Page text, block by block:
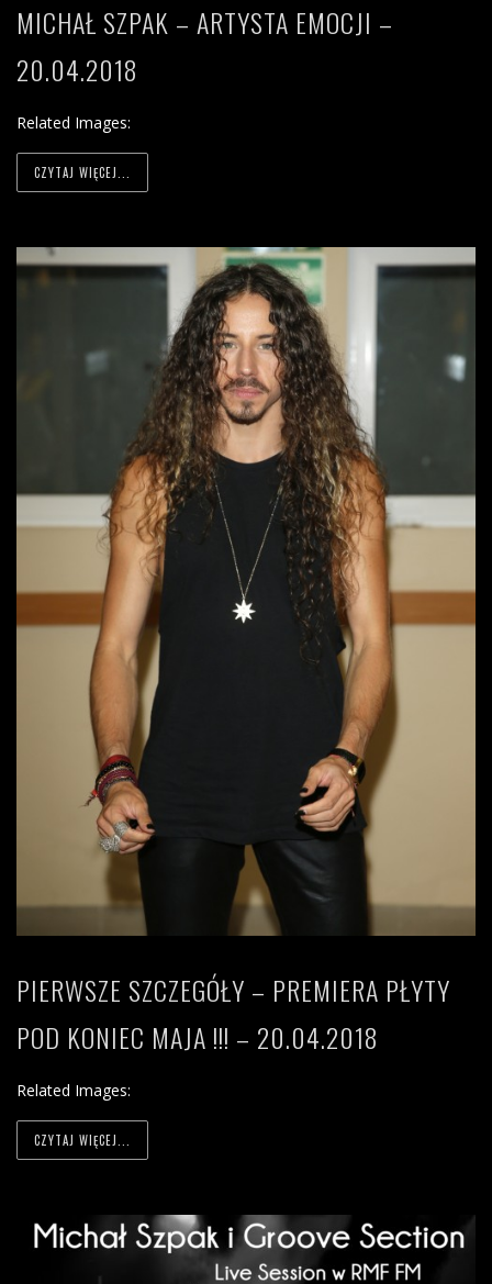
MICHAŁ SZPAK – ARTYSTA EMOCJI –
20.04.2018
Related Images:
CZYTAJ WIĘCEJ...
PIERWSZE SZCZEGÓŁY – PREMIERA PŁYTY
POD KONIEC MAJA !!! – 20.04.2018
Related Images:
CZYTAJ WIĘCEJ...